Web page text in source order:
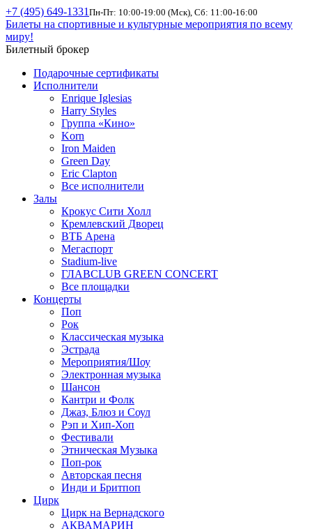
+7 (495) 649-1331 Пн-Пт: 10:00-19:00 (Мск), Сб: 11:00-16:00
Билеты на спортивные и культурные мероприятия по всему
миру!
Билетный брокер
Подарочные сертификаты
Исполнители
Enrique Iglesias
Harry Styles
Группа «Кино»
Korn
Iron Maiden
Green Day
Eric Clapton
Все исполнители
Залы
Крокус Сити Холл
Кремлевский Дворец
ВТБ Арена
Мегаспорт
Stadium-live
ГЛАВCLUB GREEN CONCERT
Все площадки
Концерты
Поп
Рок
Классическая музыка
Эстрада
Мероприятия/Шоу
Электронная музыка
Шансон
Кантри и Фолк
Джаз, Блюз и Соул
Рэп и Хип-Хоп
Фестивали
Этническая Музыка
Поп-рок
Авторская песня
Инди и Бритпоп
Цирк
Цирк на Вернадского
АКВАМАРИН